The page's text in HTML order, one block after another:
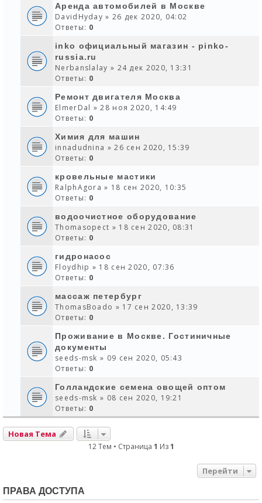
Аренда автомобилей в Москве
DavidHyday » 26 дек 2020, 04:02
Ответы: 0
inko официальный магазин - pinko-
russia.ru
Nerbanslalay » 24 дек 2020, 13:31
Ответы: 0
Ремонт двигателя Москва
ElmerDal » 28 ноя 2020, 14:49
Ответы: 0
Химия для машин
innadudnina » 26 сен 2020, 15:39
Ответы: 0
кровельные мастики
RalphAgora » 18 сен 2020, 10:35
Ответы: 0
водоочистное оборудование
Thomasopect » 18 сен 2020, 08:31
Ответы: 0
гидронасос
Floydhip » 18 сен 2020, 07:36
Ответы: 0
массаж петербург
ThomasBoado » 17 сен 2020, 13:39
Ответы: 0
Проживание в Москве. Гостиничные
документы
seeds-msk » 09 сен 2020, 05:43
Ответы: 0
Голландские семена овощей оптом
seeds-msk » 08 сен 2020, 19:21
Ответы: 0
Новая Тема
12 Тем • Страница 1 Из1
Перейти
ПРАВА ДОСТУПА